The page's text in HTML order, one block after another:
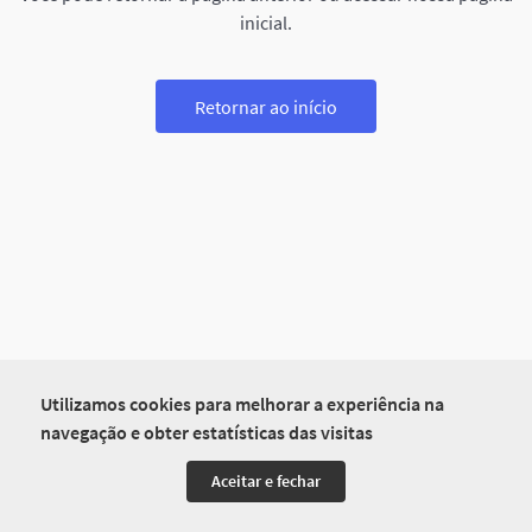
Utilizamos cookies para melhorar a experiência na
navegação e obter estatísticas das visitas
Aceitar e fechar
inicial.
Retornar ao início